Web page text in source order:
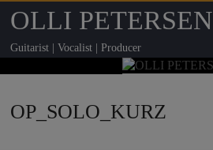
OLLI PETERSEN
Guitarist | Vocalist | Producer
OP_SOLO_KURZ